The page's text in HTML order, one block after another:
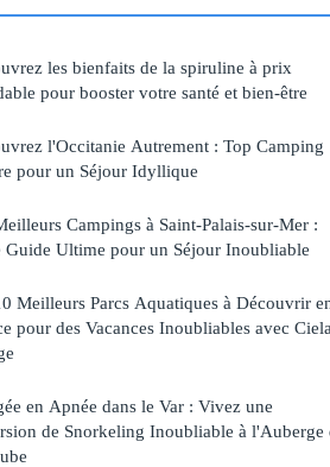
les bienfaits de la spiruline à prix
pour booster votre santé et bien-être
l'Occitanie Autrement : Top Camping
pour un Séjour Idyllique
Campings à Saint-Palais-sur-Mer :
Guide Ultime pour un Séjour Inoubliable
Meilleurs Parcs Aquatiques à Découvrir
pour des Vacances Inoubliables avec Ciela
en Apnée dans le Var : Vivez une
de Snorkeling Inoubliable à l'Auberge